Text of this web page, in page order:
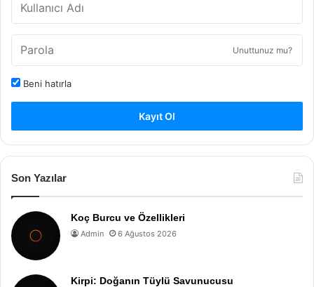
Unuttunuz mu?
Beni hatırla
Kayıt Ol
Son Yazılar
Koç Burcu ve Özellikleri
Admin 6 Ağustos 2026
Kirpi: Doğanın Tüylü Savunucusu